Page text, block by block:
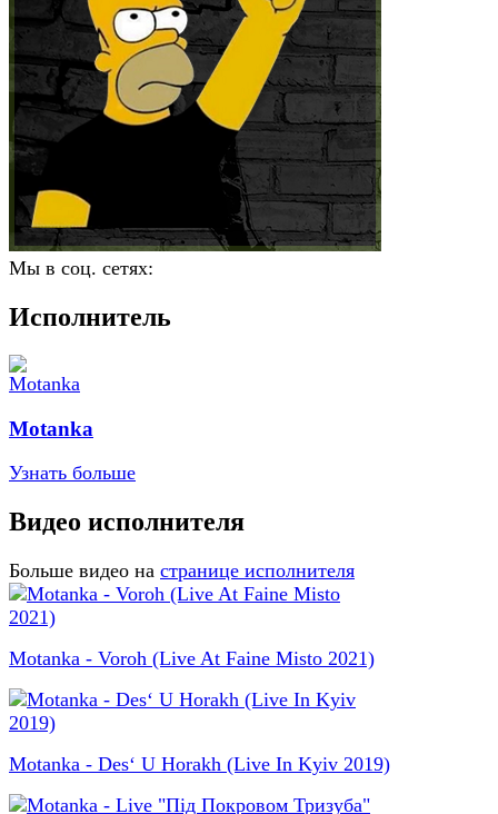
Мы в соц. сетях:
Исполнитель
Motanka
Узнать больше
Видео исполнителя
Больше видео на странице исполнителя
Motanka - Voroh (Live At Faine Misto 2021)
Motanka - Des‘ U Horakh (Live In Kyiv 2019)